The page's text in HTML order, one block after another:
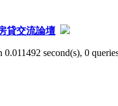
貸交流論壇
0.011492 second(s), 0